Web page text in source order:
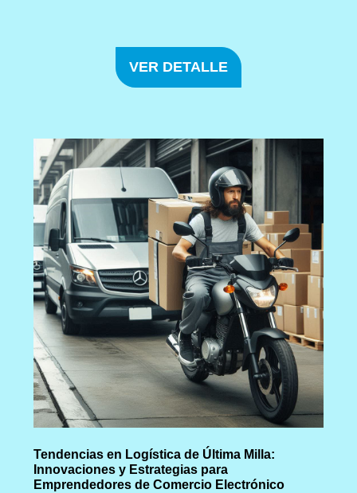
VER DETALLE
Tendencias en Logística de Última Milla:
Innovaciones y Estrategias para
Emprendedores de Comercio Electrónico